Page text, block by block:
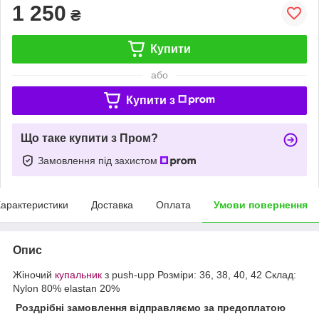
1 250 ₴
Купити
або
Купити з
Що таке купити з Пром?
Замовлення під захистом
Доставка Оплата Умови повернення
Опис
Жіночий купальник з push-upp Розміри: 36, 38, 40, 42 Склад:
Nylon 80% elastan 20%
Роздрібні замовлення відправляємо за предоплатою